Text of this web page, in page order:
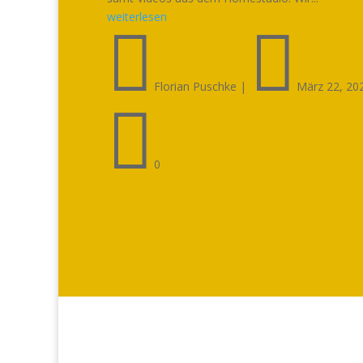
weiterlesen
 Florian Puschke |  März 22,
 0